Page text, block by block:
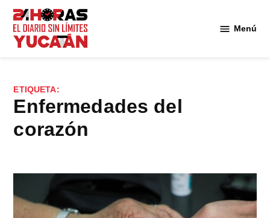
Saltar
contenido
Menú
ETIQUETA:
enfermedades del
corazón